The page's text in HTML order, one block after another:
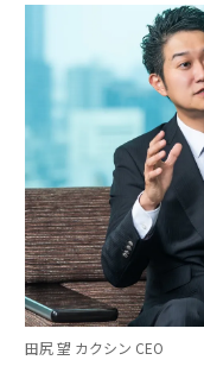
田尻 望 カクシン CEO